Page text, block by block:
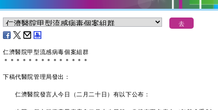
仁濟醫院甲型流感病毒個案組群
＊ ＊ ＊ ＊ ＊ ＊ ＊ ＊ ＊ ＊ ＊ ＊ ＊ ＊
下稿代醫院管理局發出：
仁濟醫院發言人今日（二月二十日）有以下公布：